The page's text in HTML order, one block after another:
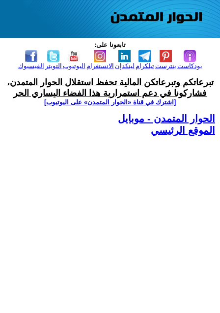
تابعونا على:
الفيسبوك التويتر اليوتيوب الانستغرام لينكدإن تيلكرامبنترست بودكاست
تبرعاتكم وتبرعاتكن المالية تحفظ استقلال الحوار المتمدن،
فشاركونا في دعم استمرارية هذا الفضاء اليساري الحر
[اشترك في قناة ‫«الحوار المتمدن» على اليوتيوب]
الحوار المتمدن - موبايل
الموقع الرئيسي